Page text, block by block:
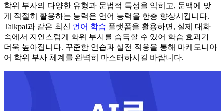
학위 부사의 다양한 유형과 문법적 특성을 익히고, 문맥에 맞
게 적절히 활용하는 능력은 언어 능력을 한층 향상시킵니다.
Talkpal과 같은 최신 언어 학습 플랫폼을 활용하면, 실제 대화
속에서 자연스럽게 학위 부사를 습득할 수 있어 학습 효과가
더욱 높아집니다. 꾸준한 연습과 실전 적용을 통해 마케도니아
어 학위 부사 체계를 완벽히 마스터하시길 바랍니다.